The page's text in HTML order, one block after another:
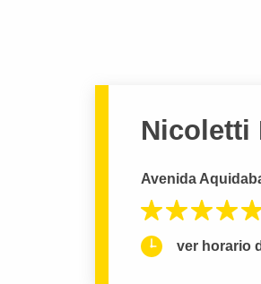
Nicoletti
Avenida
ver horario